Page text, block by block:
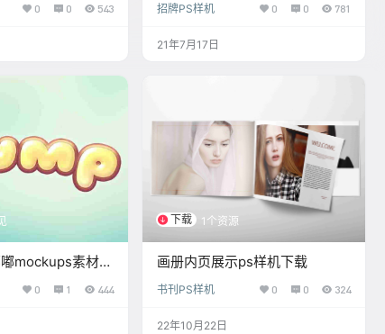
0 0 543 招牌PS样机 0 0 781
21年7月17日
mockups素材
0 1 444
下载 1个资源
画册内页展示ps样机下载
书刊PS样机 0 0 324
22年10月22日